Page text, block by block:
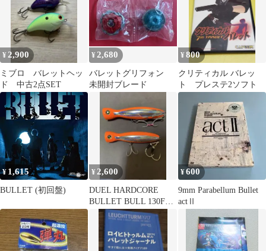
¥ 2,900
ミブロ バレットヘッ
ド 中古2点SET
¥ 2,680
バレットグリフォン
未開封ブレード
¥800
クリティカル バレッ
ト プレステ2ソフト
¥ 1,615
BULLET (初回盤)
¥ 2,600
DUEL HARDCORE
BULLET BULL 130F
160F 2本
¥600
9mm Parabellum Bullet
actⅡ